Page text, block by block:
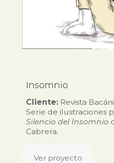
Insomnio
Cliente: Revista
Serie de ilustraciones
Silencio del Insomnio
Cabrera.
Ver proyecto